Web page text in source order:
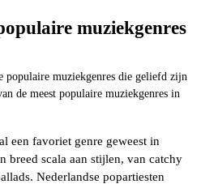
muziekgenres
populaire muziekgenres die geliefd zijn
de meest populaire muziekgenres in
een favoriet genre geweest in
breed scala aan stijlen, van catchy
Nederlandse popartiesten